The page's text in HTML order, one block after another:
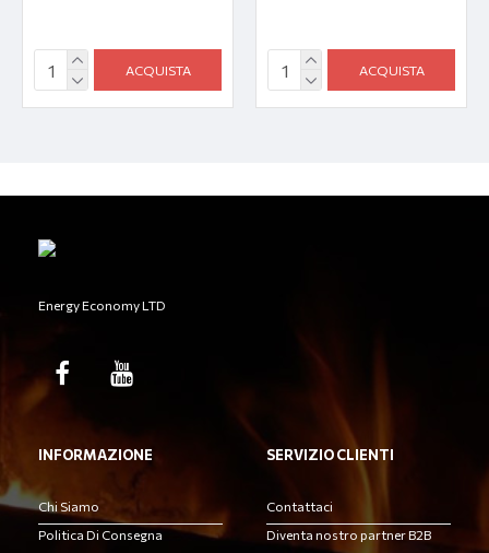
ACQUISTA ACQUISTA
Energy Economy LTD
INFORMAZIONE
Chi Siamo
Politica Di Consegna
SERVIZIO CLIENTI
Contattaci
Diventa nostro partner B2B